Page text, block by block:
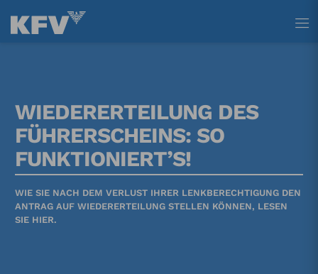
WIEDERERTEILUNG DES
FÜHRERSCHEINS: SO
FUNKTIONIERT’S!
WIE SIE NACH DEM VERLUST IHRER LENKBERECHTIGUNG DEN
ANTRAG AUF WIEDERERTEILUNG STELLEN KÖNNEN, LESEN
SIE HIER.